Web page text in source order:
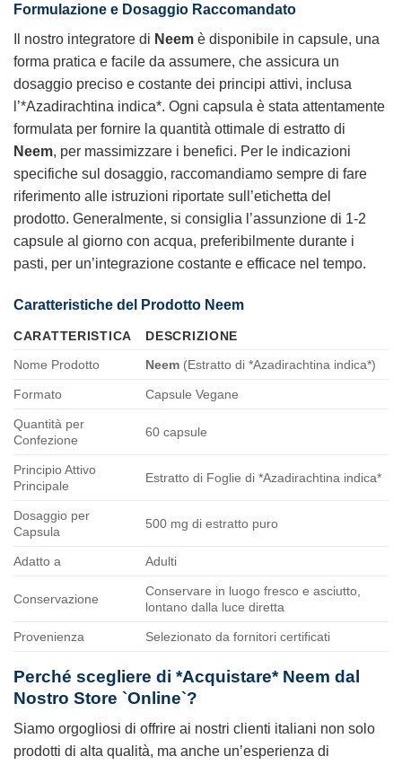
Formulazione e Dosaggio Raccomandato
Il nostro integratore di Neem è disponibile in capsule, una
forma pratica e facile da assumere, che assicura un
dosaggio preciso e costante dei principi attivi, inclusa
l’*Azadirachtina indica*. Ogni capsula è stata attentamente
formulata per fornire la quantità ottimale di estratto di
Neem, per massimizzare i benefici. Per le indicazioni
specifiche sul dosaggio, raccomandiamo sempre di fare
riferimento alle istruzioni riportate sull’etichetta del
prodotto. Generalmente, si consiglia l’assunzione di 1-2
capsule al giorno con acqua, preferibilmente durante i
pasti, per un’integrazione costante e efficace nel tempo.
Caratteristiche del Prodotto Neem
CARATTERISTICA
DESCRIZIONE
Nome Prodotto
Neem (Estratto di *Azadirachtina indica*)
Formato Capsule Vegane
Quantità per
Confezione
60 capsule
Principio Attivo
Principale
Estratto di Foglie di *Azadirachtina indica*
Dosaggio per
Capsula
500 mg di estratto puro
Adatto a Adulti
Conservazione
Conservare in luogo fresco e asciutto,
lontano dalla luce diretta
Provenienza Selezionato da fornitori certificati
Perché scegliere di *Acquistare* Neem dal
Nostro Store `Online`?
Siamo orgogliosi di offrire ai nostri clienti italiani non solo
prodotti di alta qualità, ma anche un’esperienza di